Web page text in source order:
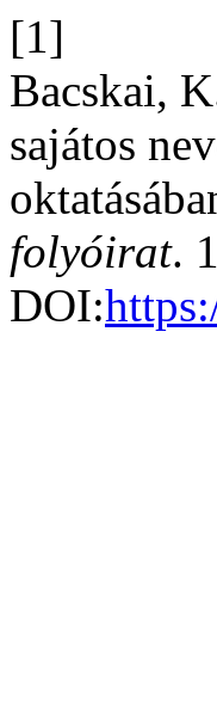
[1]
Bacskai,
sajátos
folyóirat.
DOI: